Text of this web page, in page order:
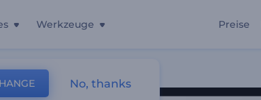
Werkzeuge Preise
No, thanks